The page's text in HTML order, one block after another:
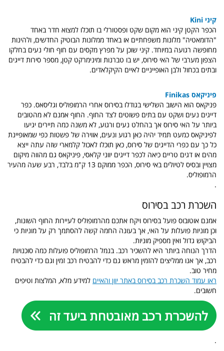
קיני Kini
הכפר הקטן קיני הוא מקום שקט ופסטורלי בו תוכלו למצוא חדר באחד
"הדומאטיה" מלונות משפחתיים או באחד ממלונות הבוטיק החדשים, ולהינות
מחופשה רגועה במיוחד. קיני שוכן על מפרץ מקסים עם חוף חולי נעים בחלקו
הצפון מערבי של האי סירוס, יש בו טברנות ומינימרקט קטן, מספר סירות דייגים
ובתים בכחול ולבן האופייניים לאיים הקיקלאדים.
פיניקאס Finikas
פניקאס הוא הישוב השלישי בגודלו בסירוס אחרי הרמופוליס וגליסאס. כפר
דייגים נעים ושקט עם בתים פשוטים לצד החוף. החוף אמנם לא מהטובים
ביותר על האי סירוס אך בהחלט נעים ורגוע, לא משנה כמה תיירים יגיעו
לפיניקאס כמעט תמיד יהיה כאן רגוע ונעים, אווירה של פשטות כפי שמאופיינת
כל כך עם כפרי הדייגים של סירוס, כאן תוכלו לאכול קלמארי שזה עתה ייצא
מהים או דגים טריים כיאה לכפר דייגים יווני קלאסי, פיניקאס גם מהווה מיקום
מצויין ובסיס לטיולים באי סירוס, הכפר ממוקם 13 ק"מ בלבד, רבע שעה מהעיר
הרמופוליס.
.
השכרת רכב בסירוס
אמנם אוטובוס פועל בסירוס ויקח אתכם מהרמופוליס לעיירות החוף השונות,
וכן מוניות פועלות על האי, אך בעונה החמה קשה להסתמך רק על מוניות כי
הביקוש גדול ואין מספיק מוניות.
הדרך הנוחה ביותר היא להשכיר רכב. בנמל הרמופוליס פועלות כמה סוכנויות
רכב, אך אנו ממליצים להזמין מראש גם כדי להבטיח רכב זמין וגם כדי להבטיח
מחיר טוב.
ראו עמוד השכרת רכב בסירוס באתר יוון והאיים למידע מלא, המלצות וטיפים
חשובים.
.